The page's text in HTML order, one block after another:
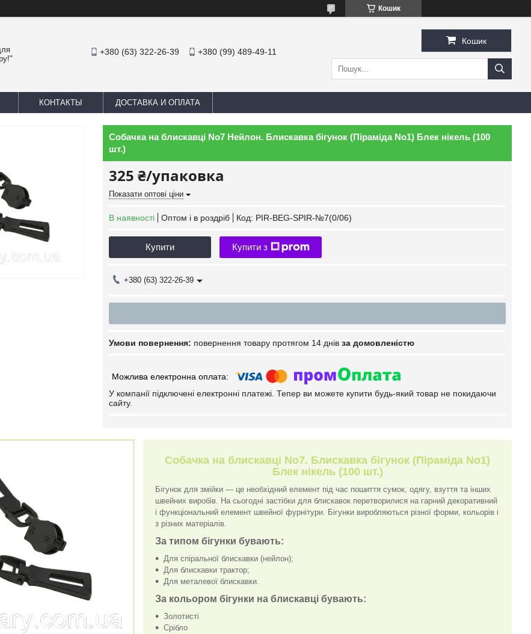
Кошик
+380 (63) 322-26-39 +380 (99) 489-49-11
Кошик
КОНТАКТЫ ДОСТАВКА И ОПЛАТА
Собачка на блискавці No7 Нейлон. Блискавка бігунок (Піраміда No1) Блек нікель (100
шт.)
325 ₴/упаковка
Показати оптові ціни
В наявності Оптом і в роздріб Код: PIR-BEG-SPIR-№7(0/06)
Купити Купити з
+380 (63) 322-26-39
повернення товару протягом 14 днів за домовленістю
У компанії підключені електронні платежі. Тепер ви можете купити будь-який товар не покидаючи
сайту.
Собачка на блискавці No7. Блискавка бігунок (Піраміда No1)
Блек нікель (100 шт.)
Бігунок для змійки — це необхідний елемент під час пошиття сумок, одягу, взуття та інших
швейних виробів. На сьогодні застібки для блискавок перетворилися на гарний декоративний
і функціональний елемент швейної фурнітури. Бігунки виробляються різної форми, кольорів і
з різних матеріалів.
За типом бігунки бувають:
Для спіральної блискавки (нейлон);
Для блискавки трактор;
Для металевої блискавки.
За кольором бігунки на блискавці бувають:
Золотисті
Срібло